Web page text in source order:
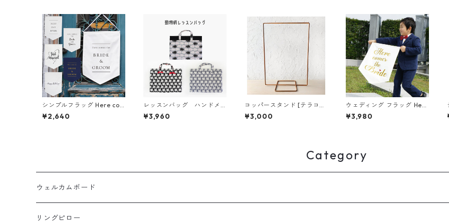
シンプルフラッグ Here co
mes the bride and Groom
ウェディング フラッグ Best
¥2,640
レッスンバッグ ハンドメ
イド 動物柄 入園 入
学 新学期
¥3,960
コッパースタンド [テラコッ
タ ウェディングの ウェルカ
ムボードや 結婚式 受付の飾
¥3,000
ウェディング フラッグ Here
comes the Bride / the Gro
om / Best Day Ever (結婚
¥3,980
Category
ウェルカムボード
アクリルウェルカムボード
リングピロー